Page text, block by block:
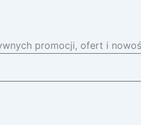
promocji, ofert i